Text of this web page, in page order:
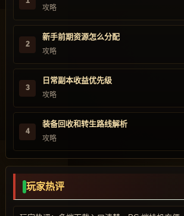
攻略
2
新手前期资源怎么分配
攻略
3
日常副本收益优先级
攻略
4
装备回收和转生路线解析
攻略
玩家热评